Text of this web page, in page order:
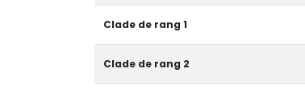
Clade de rang 1
Clade de rang 2